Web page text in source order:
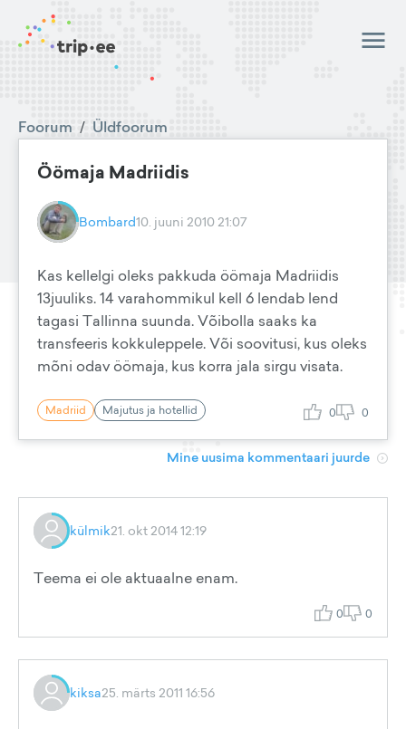
Foorum / Üldfoorum
Öömaja Madriidis
Bombard10. juuni 2010 21:07
Kas kellelgi oleks pakkuda öömaja Madriidis
13juuliks. 14 varahommikul kell 6 lendab lend
tagasi Tallinna suunda. Võibolla saaks ka
transfeeris kokkuleppele. Või soovitusi, kus oleks
mõni odav öömaja, kus korra jala sirgu visata.
Madriid Majutus ja hotellid 0 0
Mine uusima kommentaari juurde
külmik21. okt 2014 12:19
Teema ei ole aktuaalne enam.
0 0
kiksa25. märts 2011 16:56